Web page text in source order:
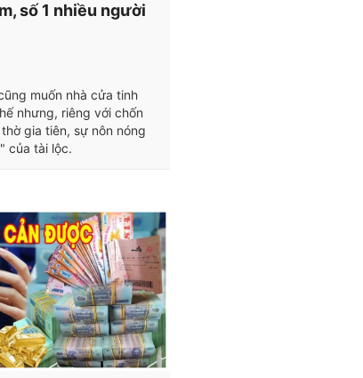
số 1 nhiều người
muốn nhà cửa tinh
nhưng, riêng với chốn
gia tiên, sự nôn nóng
của tài lộc.